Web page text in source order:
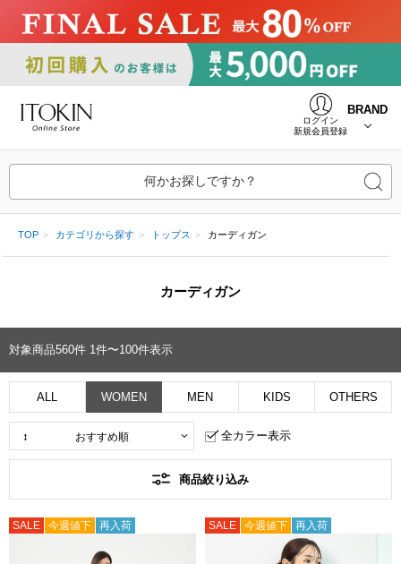
ログイン
新規会員登録
BRAND
何かお探しですか？
TOP カテゴリから探す トップス カーディガン
カーディガン
対象商品560件 1件〜100件表示
ALL WOMEN MEN KIDS OTHERS
全カラー表示
商品絞り込み
SALE 今週値下 再入荷 SALE 今週値下 再入荷